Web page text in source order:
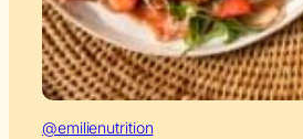
@emilienutrition